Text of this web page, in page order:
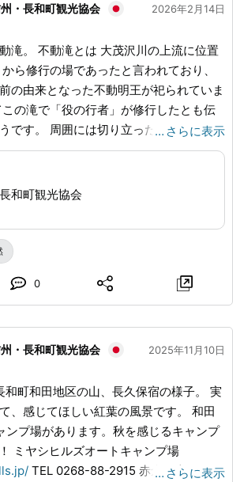
・長和町観光協会 2026年2月14日
川の上流に位置
ら修行の場であったと言われており、
の由来となった不動明王が祀られていま
の滝で「役の行者」が修行したとも伝
った岩場や樹木
見ることができます。 不動滝につ
ので忘れずに開閉をお願いします。 ※熊
… さらに表示
和町観光協会
0
・長和町観光協会 2025年11月10日
感じてほしい紅葉の風景です。 和田
ンプ場があります。秋を感じるキャンプ
ミヤシヒルズオートキャンプ場
/ TEL 0268-88-2915 赤倉の森オート
… さらに表示